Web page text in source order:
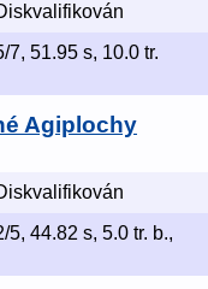
7, 51.95 s, 10.0 tr.
Agiplochy
5, 44.82 s, 5.0 tr. b.,